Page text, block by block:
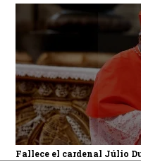
Fallece el cardenal Júlio